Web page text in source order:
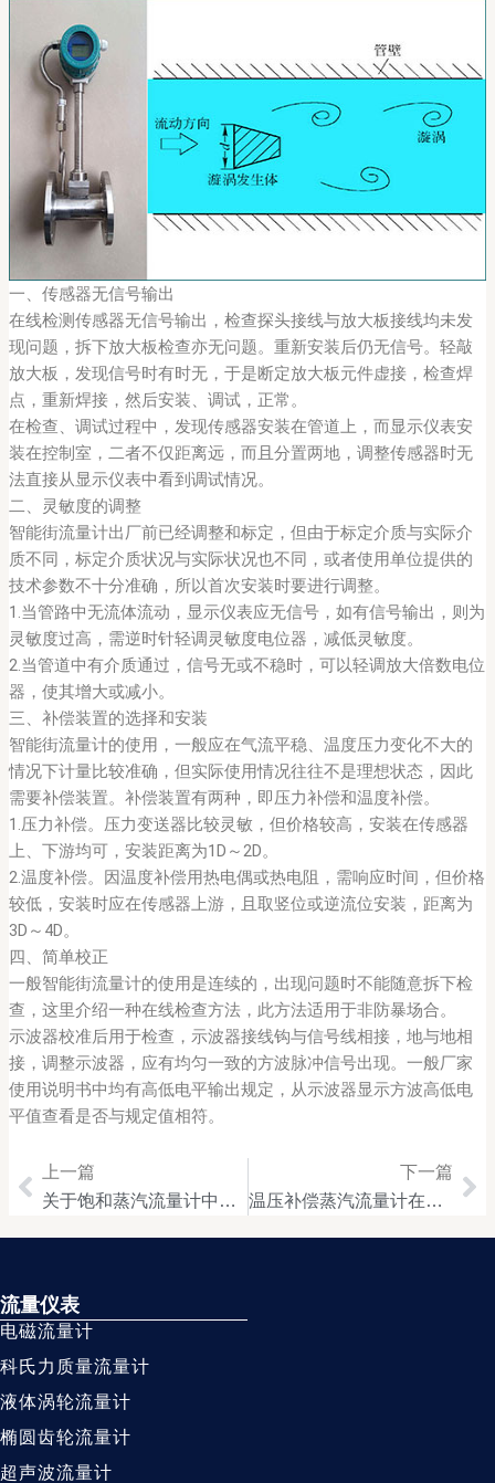
一、传感器无信号输出
在线检测传感器无信号输出，检查探头接线与放大板接线均未发
现问题，拆下放大板检查亦无问题。重新安装后仍无信号。轻敲
放大板，发现信号时有时无，于是断定放大板元件虚接，检查焊
点，重新焊接，然后安装、调试，正常。
在检查、调试过程中，发现传感器安装在管道上，而显示仪表安
装在控制室，二者不仅距离远，而且分置两地，调整传感器时无
法直接从显示仪表中看到调试情况。
二、灵敏度的调整
智能街流量计出厂前已经调整和标定，但由于标定介质与实际介
质不同，标定介质状况与实际状况也不同，或者使用单位提供的
技术参数不十分准确，所以首次安装时要进行调整。
1.当管路中无流体流动，显示仪表应无信号，如有信号输出，则为
灵敏度过高，需逆时针轻调灵敏度电位器，减低灵敏度。
2.当管道中有介质通过，信号无或不稳时，可以轻调放大倍数电位
器，使其增大或减小。
三、补偿装置的选择和安装
智能街流量计的使用，一般应在气流平稳、温度压力变化不大的
情况下计量比较准确，但实际使用情况往往不是理想状态，因此
需要补偿装置。补偿装置有两种，即压力补偿和温度补偿。
1.压力补偿。压力变送器比较灵敏，但价格较高，安装在传感器
上、下游均可，安装距离为1D～2D。
2.温度补偿。因温度补偿用热电偶或热电阻，需响应时间，但价格
较低，安装时应在传感器上游，且取竖位或逆流位安装，距离为
3D～4D。
四、简单校正
一般智能街流量计的使用是连续的，出现问题时不能随意拆下检
查，这里介绍一种在线检查方法，此方法适用于非防暴场合。
示波器校准后用于检查，示波器接线钩与信号线相接，地与地相
接，调整示波器，应有均匀一致的方波脉冲信号出现。一般厂家
使用说明书中均有高低电平输出规定，从示波器显示方波高低电
平值查看是否与规定值相符。
Prev
上一篇
关于饱和蒸汽流量计中的仪表选型及应用解析
下一篇
温压补偿蒸汽流量计在经济效益方面有哪些好处
流量仪表
电磁流量计
科氏力质量流量计
液体涡轮流量计
椭圆齿轮流量计
超声波流量计